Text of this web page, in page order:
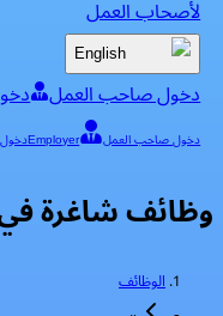
لأصحاب العمل
English
دخول صاحب العمل
دخول صاحب العمل Employer
وظائف شاغرة
الوظائف